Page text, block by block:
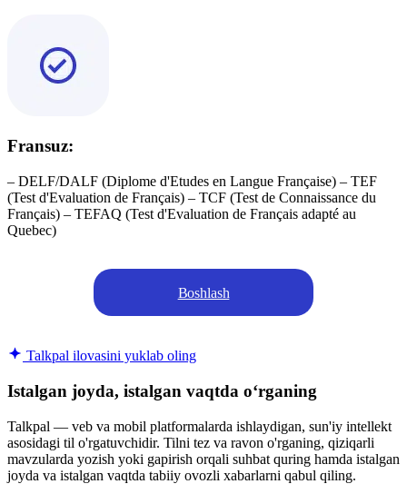
Fransuz:
– DELF/DALF (Diplome d'Etudes en Langue Française) – TEF
(Test d'Evaluation de Français) – TCF (Test de Connaissance du
Français) – TEFAQ (Test d'Evaluation de Français adapté au
Quebec)
Boshlash
Talkpal ilovasini yuklab oling
Istalgan joyda, istalgan vaqtda oʻrganing
Talkpal — veb va mobil platformalarda ishlaydigan, sun'iy intellekt
asosidagi til o'rgatuvchidir. Tilni tez va ravon o'rganing, qiziqarli
mavzularda yozish yoki gapirish orqali suhbat quring hamda istalgan
joyda va istalgan vaqtda tabiiy ovozli xabarlarni qabul qiling.